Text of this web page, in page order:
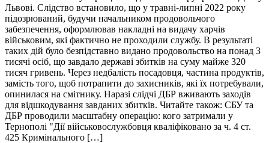
Львові. Слідство встановило, що у травні-липні 2022 року
підозрюваний, будучи начальником продовольчого
забезпечення, оформлював накладні на видачу харчів
військовим, які фактично не проходили службу. В результаті
таких дій було безпідставно видано продовольство на понад 3
тисячі осіб, що завдало державі збитків на суму майже 320
тисяч гривень. Через недбалість посадовця, частина продуктів,
замість того, щоб потрапити до захисників, які їх потребували,
опинилася на смітнику. Наразі слідчі ДБР вживають заходів
для відшкодування завданих збитків. Читайте також: СБУ та
ДБР проводили масштабну операцію: кого затримали у
Тернополі "Дії військовослужбовця кваліфіковано за ч. 4 ст.
425 Кримінального […]